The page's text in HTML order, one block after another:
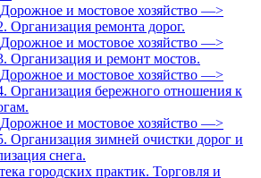
и мостовое хозяйство —>
Организация ремонта дорог.
и мостовое хозяйство —>
Организация и ремонт мостов.
и мостовое хозяйство —>
Организация бережного отношения к
и мостовое хозяйство —>
Организация зимней очистки дорог и
снега.
городских практик. Торговля и